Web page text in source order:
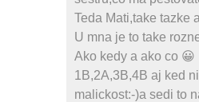
Teda Mati,take tazke
U mna je to take
Ako kedy a ako co 😀
1B,2A,3B,4B aj ked
malickost:-)a sedi to